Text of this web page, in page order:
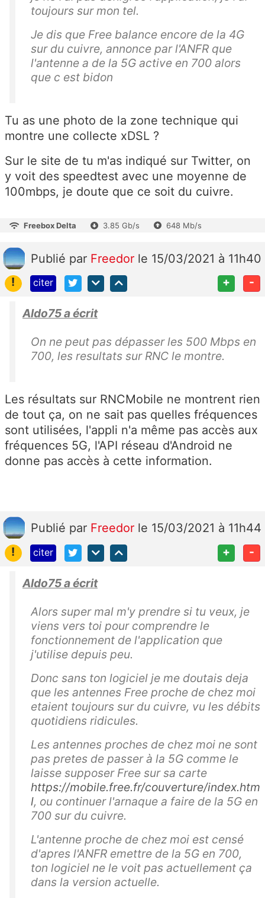
toujours sur mon tel.
Je dis que Free balance encore de la 4G
sur du cuivre, annonce par l'ANFR que
l'antenne a de la 5G active en 700 alors
que c est bidon
Tu as une photo de la zone technique qui
montre une collecte xDSL ?
Sur le site de tu m'as indiqué sur Twitter, on
y voit des speedtest avec une moyenne de
100mbps, je doute que ce soit du cuivre.
Freebox Delta 3.85 Gb/s 648 Mb/s
Publié par Freedor le 15/03/2021 à 11h40
!
citer + -
Aldo75 a écrit
On ne peut pas dépasser les 500 Mbps en
700, les resultats sur RNC le montre.
Les résultats sur RNCMobile ne montrent rien
de tout ça, on ne sait pas quelles fréquences
sont utilisées, l'appli n'a même pas accès aux
fréquences 5G, l'API réseau d'Android ne
donne pas accès à cette information.
Publié par Freedor le 15/03/2021 à 11h44
!
citer + -
Aldo75 a écrit
Alors super mal m'y prendre si tu veux, je
viens vers toi pour comprendre le
fonctionnement de l'application que
j'utilise depuis peu.
Donc sans ton logiciel je me doutais deja
que les antennes Free proche de chez moi
etaient toujours sur du cuivre, vu les débits
quotidiens ridicules.
Les antennes proches de chez moi ne sont
pas pretes de passer à la 5G comme le
laisse supposer Free sur sa carte
https://mobile.free.fr/couverture/index.htm
l, ou continuer l'arnaque a faire de la 5G en
700 sur du cuivre.
L'antenne proche de chez moi est censé
d'apres l'ANFR emettre de la 5G en 700,
ton logiciel ne le voit pas actuellement ça
dans la version actuelle.